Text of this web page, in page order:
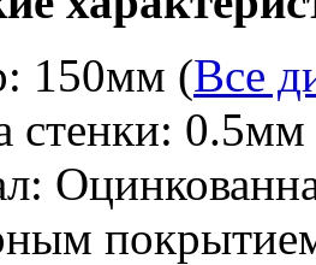
150мм (Все
стенки: 0.5мм